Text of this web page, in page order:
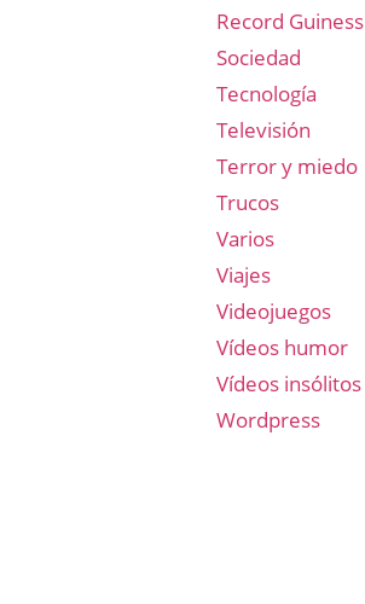
Record Guiness
Sociedad
Tecnología
Televisión
Terror y miedo
Trucos
Varios
Viajes
Videojuegos
Vídeos humor
Vídeos insólitos
Wordpress